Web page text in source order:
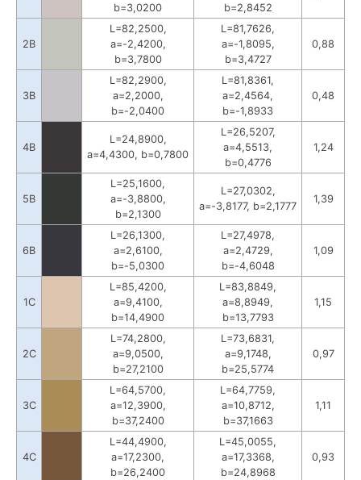
b=3,0200
b=2,8452
2B
L=82,2500,
a=-2,4200,
b=3,7800
L=81,7626,
a=-1,8095,
b=3,4727
0,88
3B
L=82,2900,
a=2,2000,
b=-2,0400
L=81,8361,
a=2,4564,
b=-1,8933
0,48
4B
L=24,8900,
a=4,4300, b=0,7800
L=26,5207,
a=4,5513,
b=0,4776
1,24
5B
L=25,1600,
a=-3,8800,
b=2,1300
L=27,0302,
a=-3,8177, b=2,1777
1,39
6B
L=26,1300,
a=2,6100,
b=-5,0300
L=27,4978,
a=2,4729,
b=-4,6048
1,09
1C
L=85,4200,
a=9,4100,
b=14,4900
L=83,8849,
a=8,8949,
b=13,7793
1,15
2C
L=74,2800,
a=9,0500,
b=27,2100
L=73,6831,
a=9,1748,
b=25,5774
0,97
3C
L=64,5700,
a=12,3900,
b=37,2400
L=64,7759,
a=10,8712,
b=37,1663
1,11
4C
L=44,4900,
a=17,2300,
b=26,2400
L=45,0055,
a=17,3368,
b=24,8968
0,93